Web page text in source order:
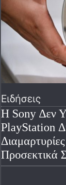
Ειδήσεις
Η Sony Δεν
PlayStation
Προσεκτικά